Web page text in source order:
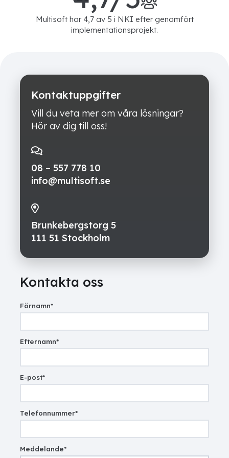
Multisoft har 4,7 av 5 i NKI efter genomfört
implementationsprojekt.
Kontaktuppgifter
Vill du veta mer om våra lösningar?
Hör av dig till oss!
08 – 557 778 10
info@multisoft.se
Brunkebergstorg 5
111 51 Stockholm
Kontakta oss
Förnamn*
Efternamn*
E-post*
Telefonnummer*
Meddelande*